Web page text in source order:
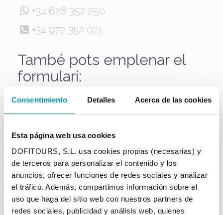
Consentimiento Detalles Acerca de las cookies
Esta página web usa cookies
DOFITOURS, S.L. usa cookies propias (necesarias) y
de terceros para personalizar el contenido y los
anuncios, ofrecer funciones de redes sociales y analizar
el tráfico. Además, compartimos información sobre el
uso que haga del sitio web con nuestros partners de
redes sociales, publicidad y análisis web, quienes
+34 628 352 250
+34 972 352 021
També pots emplenar el
formulari:
A/e
Telèfon
Comentaris